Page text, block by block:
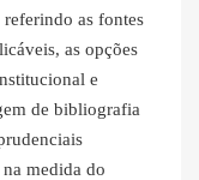
as fontes
as opções
e
de bibliografia
medida do